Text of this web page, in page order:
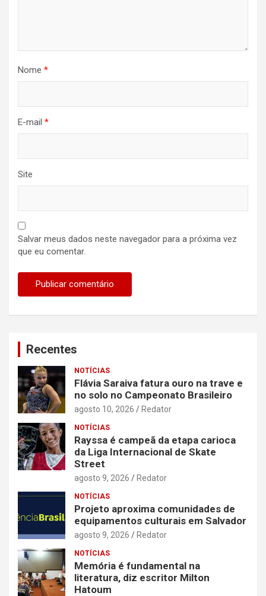
Nome *
E-mail *
Site
Salvar meus dados neste navegador para a próxima vez
que eu comentar.
Recentes
NOTÍCIAS
Flávia Saraiva fatura ouro na trave e
no solo no Campeonato Brasileiro
agosto 10, 2026 Redator
NOTÍCIAS
Rayssa é campeã da etapa carioca
da Liga Internacional de Skate
Street
agosto 9, 2026 Redator
NOTÍCIAS
Projeto aproxima comunidades de
equipamentos culturais em Salvador
agosto 9, 2026 Redator
NOTÍCIAS
Memória é fundamental na
literatura, diz escritor Milton
Hatoum